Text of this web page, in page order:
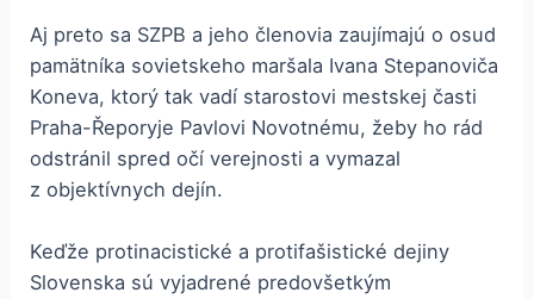
Aj preto sa SZPB a jeho členovia zaujímajú o osud
pamätníka sovietskeho maršala Ivana Stepanoviča
Koneva, ktorý tak vadí starostovi mestskej časti
Praha-Řeporyje Pavlovi Novotnému, žeby ho rád
odstránil spred očí verejnosti a vymazal
z objektívnych dejín.
Keďže protinacistické a protifašistické dejiny
Slovenska sú vyjadrené predovšetkým